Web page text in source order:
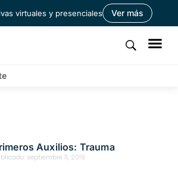
virtuales y presenciales Ver más
Auxilios: Trauma
septiembre 11, 2019